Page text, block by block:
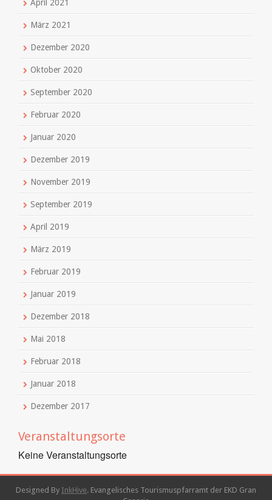
April 2021
März 2021
Dezember 2020
Oktober 2020
September 2020
Februar 2020
Januar 2020
Dezember 2019
November 2019
September 2019
April 2019
März 2019
Februar 2019
Januar 2019
Dezember 2018
Mai 2018
Februar 2018
Januar 2018
Dezember 2017
Veranstaltungsorte
Keine Veranstaltungsorte
Designed By InkHive. Evangelisches Tourismuspfarramt der EKD Gran